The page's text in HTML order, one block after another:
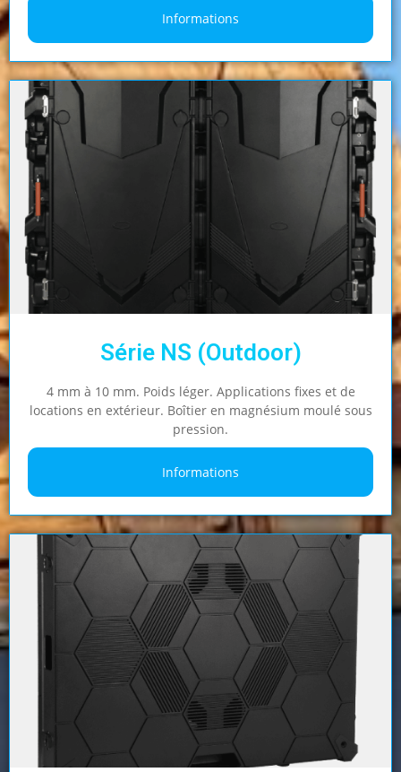
Informations
Série NS (Outdoor)
4 mm à 10 mm. Poids léger. Applications fixes et de
locations en extérieur. Boîtier en magnésium moulé sous
pression.
Informations